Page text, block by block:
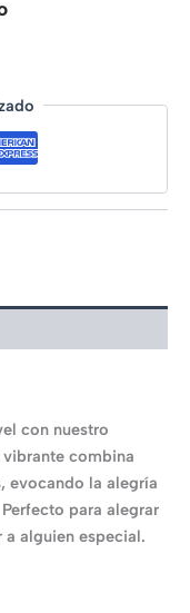
con nuestro
combina
evocando la alegría
para alegrar
alguien especial.